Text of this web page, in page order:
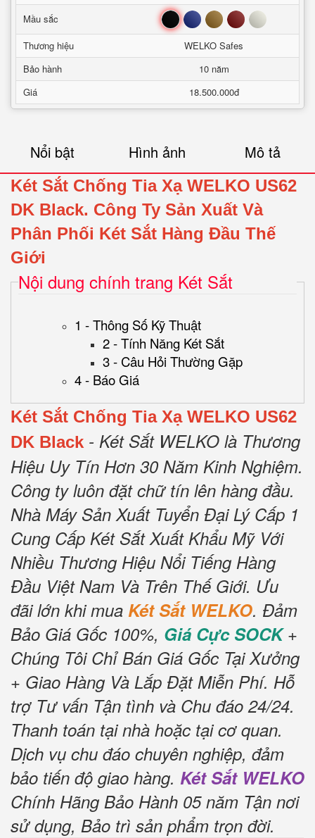
Mầu sắc Đen Xanh Nâu Đỏ Trắng
Thương hiệu
WELKO Safes
Bảo hành
10 năm
Giá
18.500.000đ
Nổi bật Hình ảnh Mô tả
Két Sắt Chống Tia Xạ WELKO US62
DK Black. Công Ty Sản Xuất Và
Phân Phối Két Sắt Hàng Đầu Thế
Giới
Nội dung chính trang Két Sắt
1 - Thông Số Kỹ Thuật
2 - Tính Năng Két Sắt
3 - Câu Hỏi Thường Gặp
4 - Báo Giá
Két Sắt Chống Tia Xạ WELKO US62
DK Black - Két Sắt WELKO là Thương
Hiệu Uy Tín Hơn 30 Năm Kinh Nghiệm.
Công ty luôn đặt chữ tín lên hàng đầu.
Nhà Máy Sản Xuất Tuyển Đại Lý Cấp 1
Cung Cấp Két Sắt Xuất Khẩu Mỹ Với
Nhiều Thương Hiệu Nổi Tiếng Hàng
Đầu Việt Nam Và Trên Thế Giới. Ưu
đãi lớn khi mua Két Sắt WELKO. Đảm
Bảo Giá Gốc 100%, Giá Cực SOCK+
Chúng Tôi Chỉ Bán Giá Gốc Tại Xưởng
+ Giao Hàng Và Lắp Đặt Miễn Phí. Hỗ
trợ Tư vấn Tận tình và Chu đáo 24/24.
Thanh toán tại nhà hoặc tại cơ quan.
Dịch vụ chu đáo chuyên nghiệp, đảm
bảo tiến độ giao hàng. Két Sắt WELKO
Chính Hãng Bảo Hành 05 năm Tận nơi
sử dụng, Bảo trì sản phẩm trọn đời.